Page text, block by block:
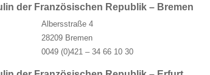
der Französischen Republik – Bremen
Albersstraße 4
28209 Bremen
0049 (0)421 – 34 66 10 30